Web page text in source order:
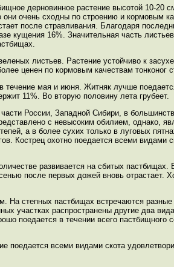
дерновинное растение высотой 10-
очень сходны по строению и кормовым
после стравливания. Благодаря
кущения 16%. Значительная часть
листьев. Растение устойчиво к
ценен по кормовым качествам тонконог
мая и июня. Житняк лучше
11%. Во вторую половину лета грубеет.
России, Западной Сибири, в
с невысоким обилием, однако,
а в более сухих только в луговых
Кострец охотно поедается всеми видами
развивается на сбитых пастбищах.
после первых дожей вновь отрастает.
На степных пастбищах встречаются
участках распространены другие два
поедается в течении всего пастбищного
поедается всеми видами скота